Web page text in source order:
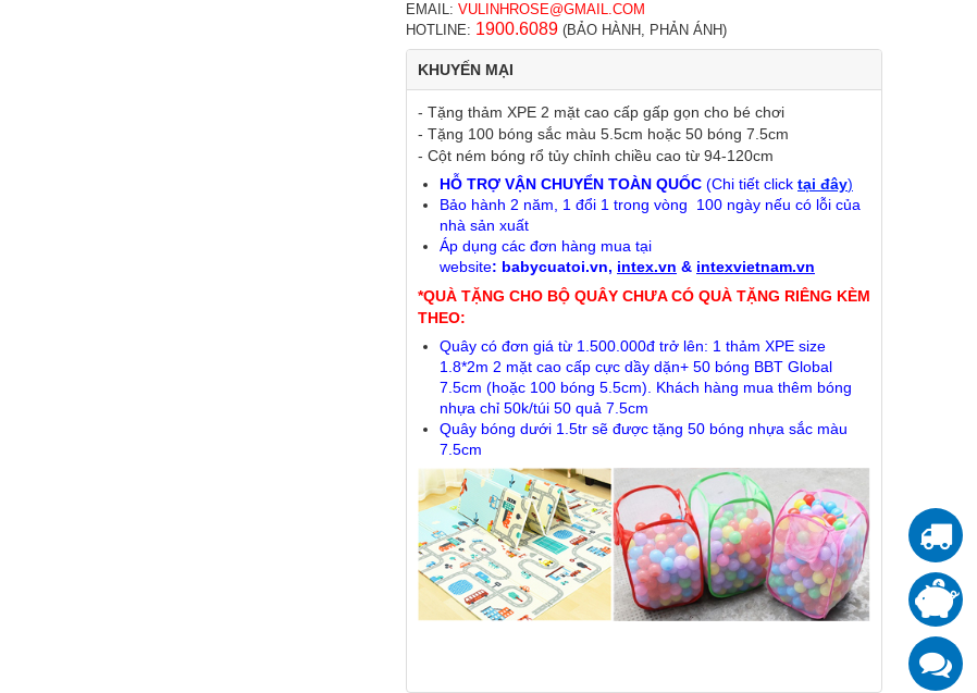
EMAIL: VULINHROSE@GMAIL.COM
HOTLINE: 1900.6089 (BẢO HÀNH, PHẢN ÁNH)
KHUYẾN MẠI
- Tặng thảm XPE 2 mặt cao cấp gấp gọn cho bé chơi
- Tặng 100 bóng sắc màu 5.5cm hoặc 50 bóng 7.5cm
- Cột ném bóng rổ tủy chỉnh chiều cao từ 94-120cm
HỖ TRỢ VẬN CHUYỂN TOÀN QUỐC (Chi tiết click tại đây)
Bảo hành 2 năm, 1 đổi 1 trong vòng 100 ngày nếu có lỗi của
nhà sản xuất
Áp dụng các đơn hàng mua tại
website: babycuatoi.vn, intex.vn & intexvietnam.vn
*QUÀ TẶNG CHO BỘ QUÂY CHƯA CÓ QUÀ TẶNG RIÊNG KÈM
THEO:
Quây có đơn giá từ 1.500.000đ trở lên: 1 thảm XPE size
1.8*2m 2 mặt cao cấp cực dầy dặn+ 50 bóng BBT Global
7.5cm (hoặc 100 bóng 5.5cm). Khách hàng mua thêm bóng
nhựa chỉ 50k/túi 50 quả 7.5cm
Quây bóng dưới 1.5tr sẽ được tặng 50 bóng nhựa sắc màu
7.5cm